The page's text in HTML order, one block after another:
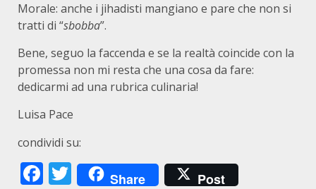
Morale: anche i jihadisti mangiano e pare che non si
tratti di “sbobba”.
Bene, seguo la faccenda e se la realtà coincide con la
promessa non mi resta che una cosa da fare:
dedicarmi ad una rubrica culinaria!
Luisa Pace
condividi su:
Facebook
Twitter
Share Post